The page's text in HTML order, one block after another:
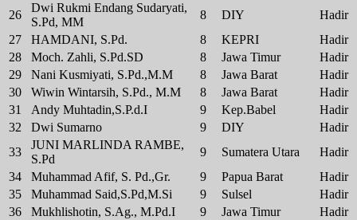
26
Dwi Rukmi Endang Sudaryati,
S.Pd, MM
8 DIY
Hadir
27
HAMDANI, S.Pd. 8 KEPRI
Hadir
28
Moch. Zahli, S.Pd.SD 8 Jawa Timur
Hadir
29
Nani Kusmiyati, S.Pd.,M.M 8 Jawa Barat
Hadir
30
Wiwin Wintarsih, S.Pd., M.M 8 Jawa Barat
Hadir
31
Andy Muhtadin,S.P.d.I 9 Kep.Babel
Hadir
32
Dwi Sumarno 9 DIY
Hadir
33
JUNI MARLINDA RAMBE,
S.Pd
9 Sumatera Utara
Hadir
34
Muhammad Afif, S. Pd.,Gr. 9 Papua Barat
Hadir
35
Muhammad Said,S.Pd,M.Si 9 Sulsel
Hadir
36
Mukhlishotin, S.Ag., M.Pd.I 9 Jawa Timur
Hadir